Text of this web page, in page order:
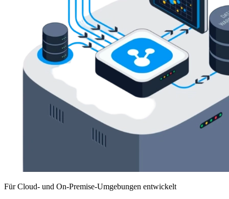
Für Cloud- und On-Premise-Umgebungen entwickelt